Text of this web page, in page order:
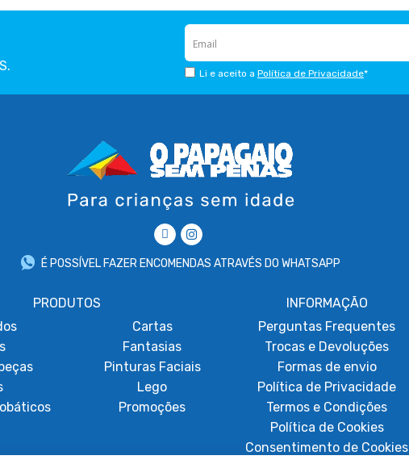
Li e aceito a Política de Privacidade*
É POSSÍVEL FAZER ENCOMENDAS ATRAVÉS DO WHATSAPP
PRODUTOS
Cartas
Fantasias
Pinturas Faciais
Lego
Promoções
INFORMAÇÃO
Perguntas Frequentes
Trocas e Devoluções
Formas de envio
Política de Privacidade
Termos e Condições
Política de Cookies
Consentimento de Cookies